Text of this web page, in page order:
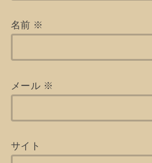
名前 ※
メール ※
サイト